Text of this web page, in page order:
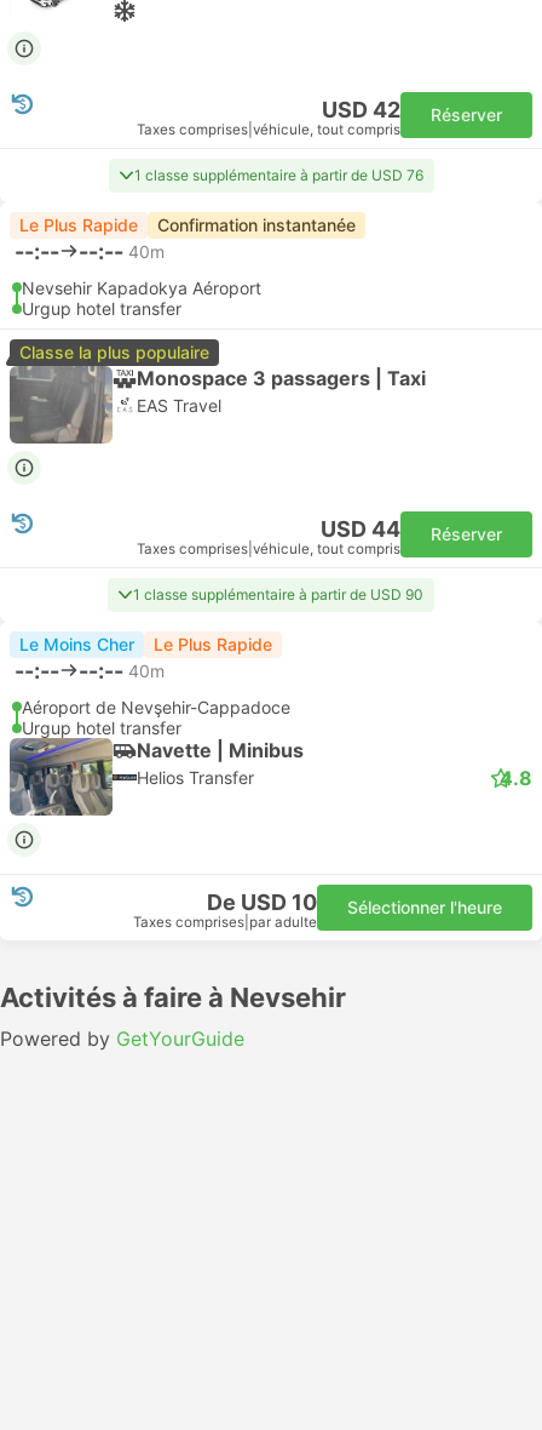
USD 42
Taxes comprises véhicule, tout compris
Réserver
1 classe supplémentaire à partir de USD 76
Le Plus Rapide Confirmation instantanée
--:-- --:-- 40m
Nevsehir Kapadokya Aéroport
Urgup hotel transfer
Classe la plus populaire
Monospace 3 passagers | Taxi
EAS Travel
USD 44
Taxes comprises véhicule, tout compris
Réserver
1 classe supplémentaire à partir de USD 90
Le Moins Cher Le Plus Rapide
--:-- --:-- 40m
Aéroport de Nevşehir-Cappadoce
Urgup hotel transfer
Navette | Minibus
Helios Transfer 4.8
De USD 10
Taxes comprises par adulte
Sélectionner l'heure
Activités à faire à Nevsehir
Powered by GetYourGuide